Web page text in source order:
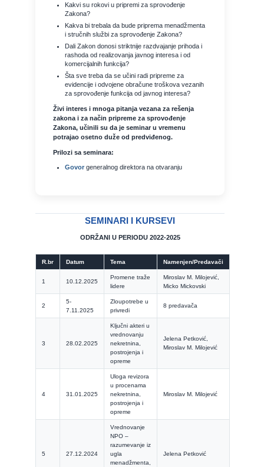
Kakvi su rokovi u pripremi za sprovođenje
Zakona?
Kakva bi trebala da bude priprema menadžmenta
i stručnih službi za sprovođenje Zakona?
Dali Zakon donosi striktnije razdvajanje prihoda i
rashoda od realizovanja javnog interesa i od
komercijalnih funkcija?
Šta sve treba da se učini radi pripreme za
evidencije i odvojene obračune troškova vezanih
za sprovođenje funkcija od javnog interesa?
Živi interes i mnoga pitanja vezana za rešenja
zakona i za način pripreme za sprovođenje
Zakona, učinili su da je seminar u vremenu
potrajao osetno duže od predviđenog.
Prilozi sa seminara:
Govor generalnog direktora na otvaranju
SEMINARI I KURSEVI
ODRŽANI U PERIODU 2022-2025
R.br Datum Tema Namenjen/Predavači
1 10.12.2025
Promene traže
lidere
Miroslav M. Milojević,
Micko Mickovski
2
5-
7.11.2025
Zloupotrebe u
privredi
8 predavača
3 28.02.2025
Ključni akteri u
vrednovanju
nekretnina,
postrojenja i
opreme
Jelena Petković,
Miroslav M. Milojević
4 31.01.2025
Uloga revizora
u procenama
nekretnina,
postrojenja i
opreme
Miroslav M. Milojević
5 27.12.2024
Vrednovanje
NPO –
razumevanje iz
ugla
menadžmenta,
Jelena Petković